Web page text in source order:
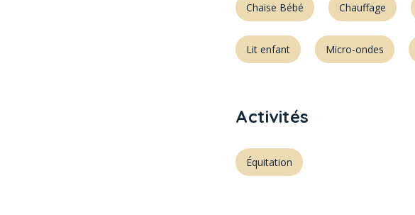
Chaise Bébé Chauffage
Lit enfant Micro-ondes
Activités
Équitation